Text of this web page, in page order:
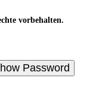
vorbehalten.
Password